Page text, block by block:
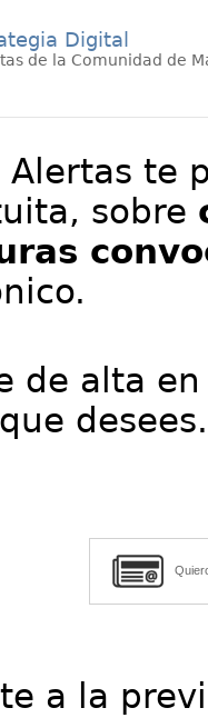
Digital
de la Comunidad de
Alertas te
sobre
de alta
desees.
a la